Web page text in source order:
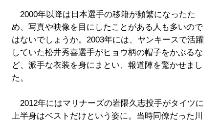
2000年以降は日本選手の移籍が頻繁になったた
め、写真や映像を目にしたことがある人も多いので
はないでしょうか。2003年には、ヤンキースで活躍
していた松井秀喜選手がヒョウ柄の帽子をかぶるな
ど、派手な衣装を身にまとい、報道陣を驚かせまし
た。
2012年にはマリナーズの岩隈久志投手がタイツに
上半身はベストだけという姿に。当時同僚だった川